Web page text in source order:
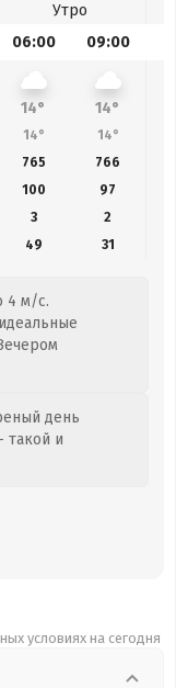
Утро
06:00 09:00
14° 14°
14° 14°
765 766
100 97
3
2
49 31
4 м/с.
день
и
условиях на сегодня